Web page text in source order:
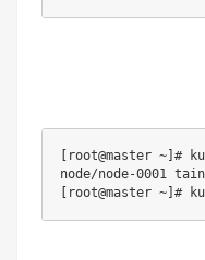
[root@master ~]#
node/node-0001
[root@master ~]#